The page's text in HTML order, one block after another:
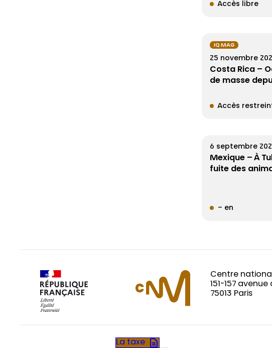
Accès libre
IQ MAG
25 novembre
Costa Rica –
de masse
Accès
6 septembre
Mexique – À
fuite des
– en
Centre
151-157
75013 Paris
La taxe